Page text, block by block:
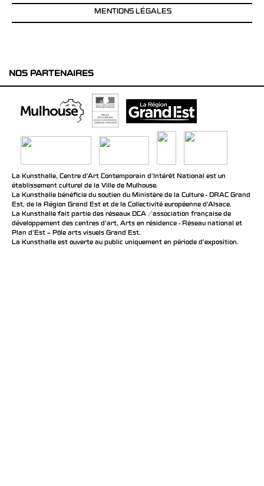
MENTIONS LÉGALES
NOS PARTENAIRES
La Kunsthalle, Centre d’Art Contemporain d’Intérêt National est un
établissement culturel de la Ville de Mulhouse.
La Kunsthalle bénéficie du soutien du Ministère de la Culture - DRAC Grand
Est, de la Région Grand Est et de la Collectivité européenne d’Alsace.
La Kunsthalle fait partie des réseaux DCA / association française de
développement des centres d'art, Arts en résidence - Réseau national et
Plan d’Est – Pôle arts visuels Grand Est.
La Kunsthalle est ouverte au public uniquement en période d'exposition.